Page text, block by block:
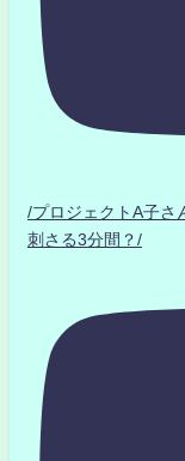
/プロジェクトA子
刺さる3分間？/